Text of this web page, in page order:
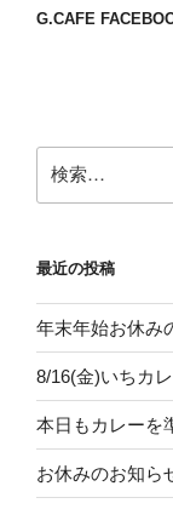
G.CAFE
索:
最近の投稿
年末年始お休み
8/16(金)いちカ
本日もカレーを
お休みのお知ら